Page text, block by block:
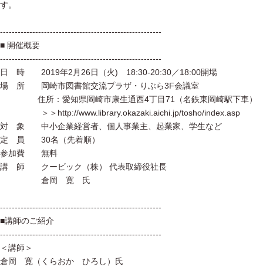
す。
-------------------------------------------------------
■ 開催概要
-------------------------------------------------------
日 時 2019年2月26日（火) 18:30-20:30／18:00開場
場 所 岡崎市図書館交流プラザ・りぶら3F会議室
住所：愛知県岡崎市康生通西4丁目71（名鉄東岡崎駅下車）
＞＞http://www.library.okazaki.aichi.jp/tosho/index.asp
対 象 中小企業経営者、個人事業主、起業家、学生など
定 員 30名（先着順）
参加費 無料
講 師 クービック（株） 代表取締役社長
倉岡 寛 氏
-------------------------------------------------------
■講師のご紹介
-------------------------------------------------------
＜講師＞
倉岡 寛（くらおか ひろし）氏